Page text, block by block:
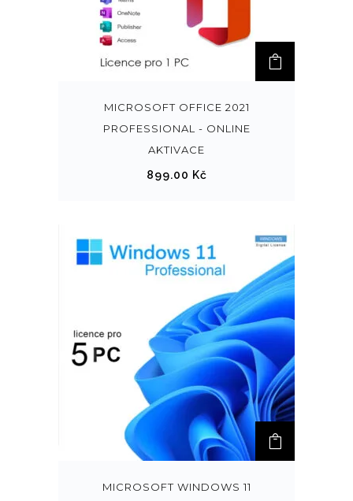
MICROSOFT OFFICE 2021
PROFESSIONAL - ONLINE
AKTIVACE
899.00 Kč
MICROSOFT WINDOWS 11